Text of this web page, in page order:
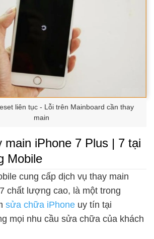
liên tục - Lỗi trên Mainboard cần thay
main
main iPhone 7 Plus | 7 tại
Mobile
cung cấp dịch vụ thay main
chất lượng cao, là một trong
sửa chữa iPhone uy tín tại
mọi nhu cầu sửa chữa của khách